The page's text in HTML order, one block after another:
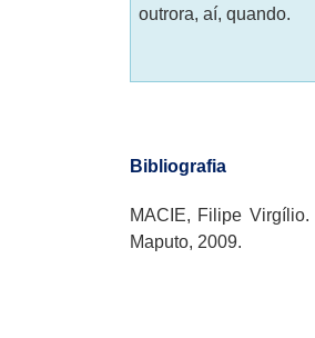
outrora, aí, quando.
Bibliografia
MACIE, Filipe Virgílio.
Maputo, 2009.